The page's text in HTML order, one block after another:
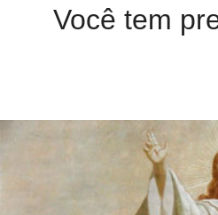
Você tem